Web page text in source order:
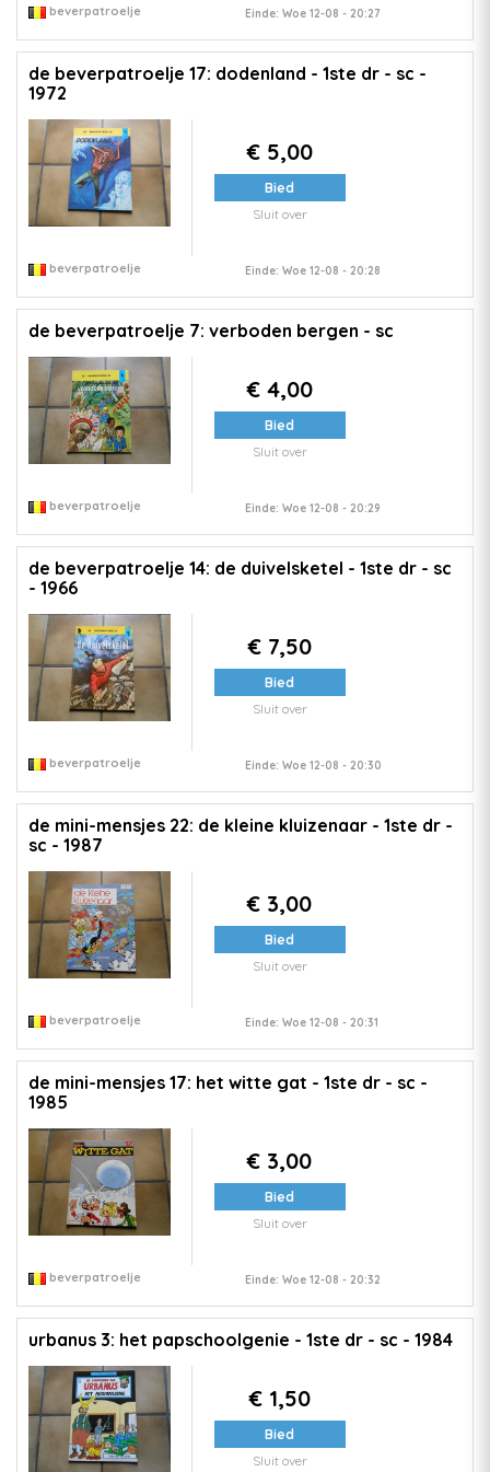
beverpatroelje Einde: Woe 12-08 - 20:27
de beverpatroelje 17: dodenland - 1ste dr - sc -
1972
€ 5,00
Bied
Sluit over
beverpatroelje Einde: Woe 12-08 - 20:28
de beverpatroelje 7: verboden bergen - sc
€ 4,00
Bied
Sluit over
beverpatroelje Einde: Woe 12-08 - 20:29
de beverpatroelje 14: de duivelsketel - 1ste dr - sc
- 1966
€ 7,50
Bied
Sluit over
beverpatroelje Einde: Woe 12-08 - 20:30
de mini-mensjes 22: de kleine kluizenaar - 1ste dr -
sc - 1987
€ 3,00
Bied
Sluit over
beverpatroelje Einde: Woe 12-08 - 20:31
de mini-mensjes 17: het witte gat - 1ste dr - sc -
1985
€ 3,00
Bied
Sluit over
beverpatroelje Einde: Woe 12-08 - 20:32
urbanus 3: het papschoolgenie - 1ste dr - sc - 1984
€ 1,50
Bied
Sluit over